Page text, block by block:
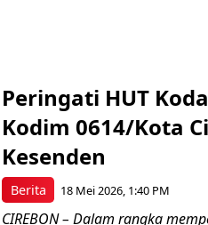
Berita
Peringati HUT
Kodim 0614/Kota
Kesenden
18 Mei 2026, 1:40 PM
CIREBON – Dalam rangka